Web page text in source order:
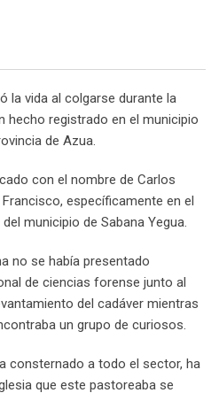
la vida al colgarse durante la
hecho registrado en el municipio
de Azua.
con el nombre de Carlos
específicamente en el
municipio de Sabana Yegua.
no se había presentado
de ciencias forense junto al
del cadáver mientras
un grupo de curiosos.
consternado a todo el sector, ha
que este pastoreaba se